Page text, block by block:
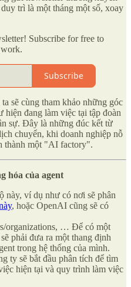
trì là một tháng một số, xoay
Subscribe for free to
Subscribe
sẽ cùng tham khảo những góc
hiện đang làm việc tại tập đoàn
sự. Đây là những đúc kết từ
chuyển, khi doanh nghiệp nỗ
thành một "AI factory".
hóa của agent
này, ví dụ như có nơi sẽ phân
, hoặc OpenAI cũng sẽ có
organizations, … Để có một
phải đưa ra một thang định
trong hệ thống của mình.
ty sẽ bắt đầu phân tích để tìm
hiện tại và quy trình làm việc